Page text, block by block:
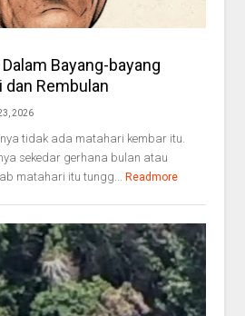
Bayang-bayang
dan Rembulan
2026
tidak ada matahari kembar itu.
sekedar gerhana bulan atau
matahari itu tungg... Readmore